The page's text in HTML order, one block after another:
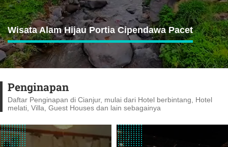
Curug Cikurutug Pasirkuda
Penginapan
Daftar Penginapan di Cianjur, mulai dari Hotel berbintang, Hotel
melati, Villa, Guest Houses dan lain sebagainya